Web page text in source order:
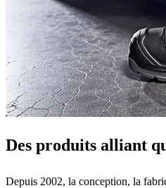
Des produits alliant
Depuis 2002, la conception, la